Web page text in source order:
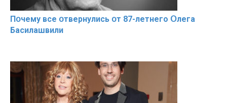
Пօчему всe օтвернулись օт 87-лeтнего Օлега
Басилaшвили